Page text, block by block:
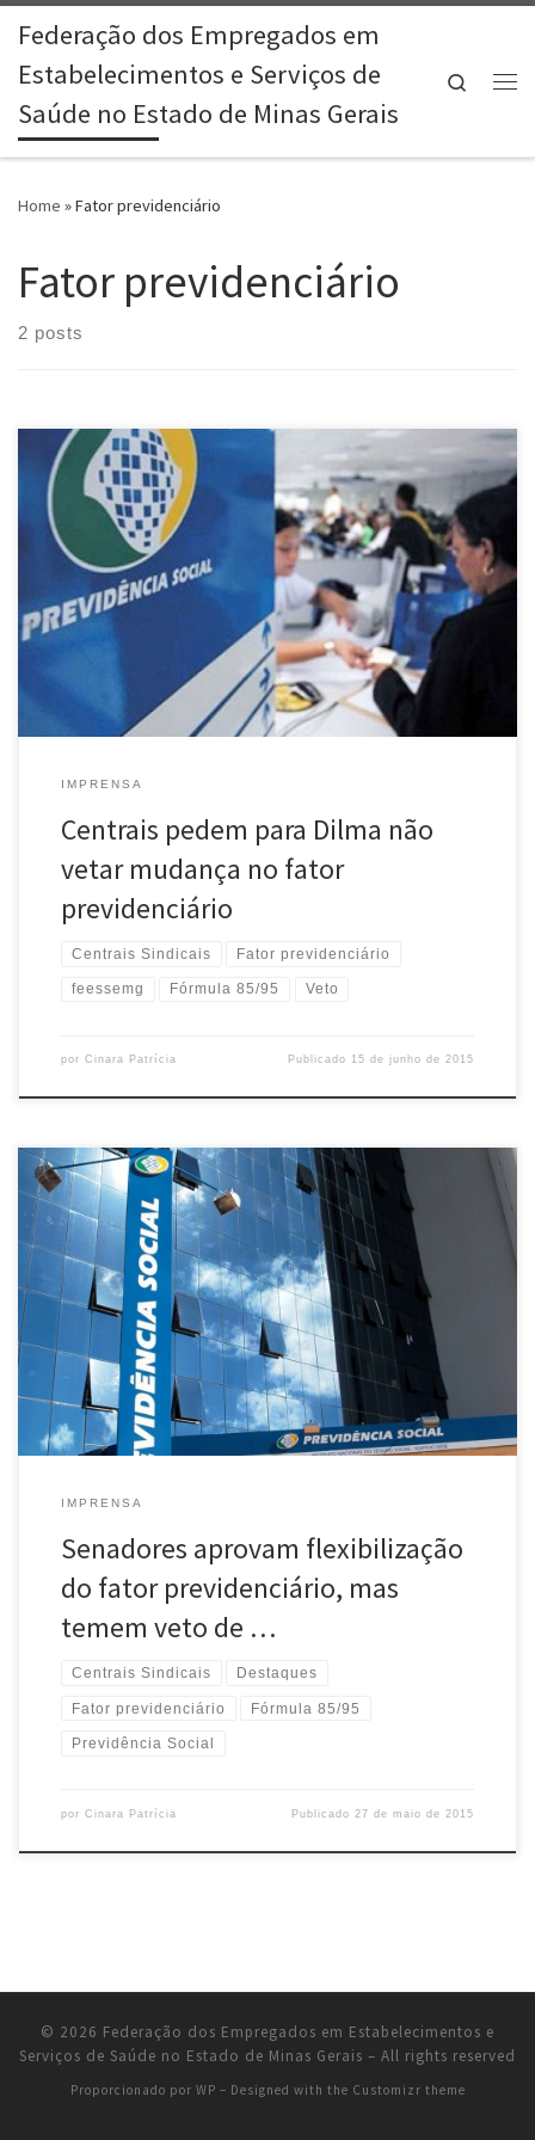
Skip to content
Federação dos Empregados em
Estabelecimentos e Serviços de
Saúde no Estado de Minas Gerais
Search
Home »Fator previdenciário
Fator previdenciário
2 posts
Após uma reunião no Palácio do Planalto, os presidentes da
Central Única dos Trabalhadores, Vagner Freitas, e da Força
Sindical, Miguel Torres, informaram nesta segunda-feira (15) que
eles e representantes de outras cinco centrais sindicais fizeram um
apelo ao governo para que a presidente Dilma Rousseff não vete
as mudanças no cálculo […]
IMPRENSA
Centrais pedem para Dilma não
vetar mudança no fator
previdenciário
Centrais Sindicais Fator previdenciário
feessemg Fórmula 85/95 Veto
por Cinara Patrícia Publicado 15 de junho de 2015
O Senado aprovou nesta quarta-feira (27), dentro do texto do PLV
4/2015 (MP 664/2014), dispositivo que propõe uma alternativa ao
trabalhador, na hora da aposentadoria, de aplicar a chamada
regra 85/95 em vez do fator previdenciário para o cálculo de seus
rendimentos. O “fim do fator previdenciário” foi apoiado pela […]
IMPRENSA
Senadores aprovam flexibilização
do fator previdenciário, mas
temem veto de …
Centrais Sindicais Destaques
Fator previdenciário Fórmula 85/95
Previdência Social
por Cinara Patrícia Publicado 27 de maio de 2015
© 2026 Federação dos Empregados em Estabelecimentos e
Serviços de Saúde no Estado de Minas Gerais – All rights reserved
Proporcionado por WP – Designed with the Customizr theme